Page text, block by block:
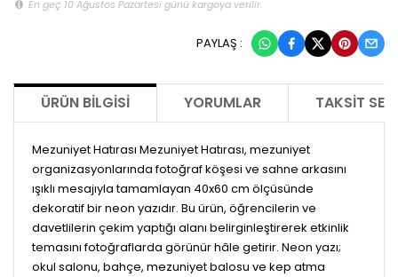
En geç 10 Ağustos Pazartesi günü kargoya verilir.
PAYLAŞ :
ÜRÜN BILGISI YORUMLAR TAKSIT
Mezuniyet Hatırası Mezuniyet Hatırası, mezuniyet
organizasyonlarında fotoğraf köşesi ve sahne arkasını
ışıklı mesajıyla tamamlayan 40x60 cm ölçüsünde
dekoratif bir neon yazıdır. Bu ürün, öğrencilerin ve
davetlilerin çekim yaptığı alanı belirginleştirerek etkinlik
temasını fotoğraflarda görünür hâle getirir. Neon yazı;
okul salonu, bahçe, mezuniyet balosu ve kep atma